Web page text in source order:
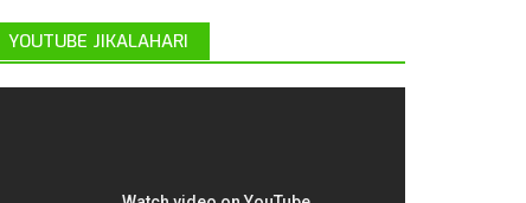
YOUTUBE JIKALAHARI